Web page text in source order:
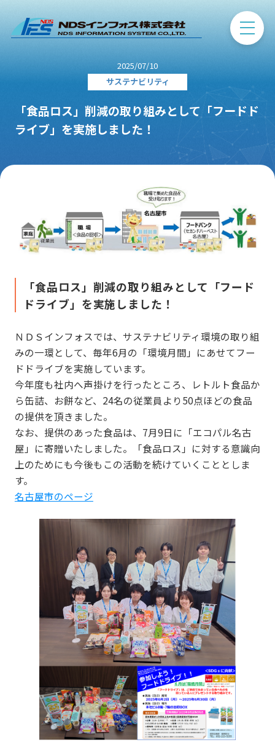
2025/07/10
サステナビリティ
「食品ロス」削減の取り組みとして「フードド
ライブ」を実施しました！
「食品ロス」削減の取り組みとして「フード
ドライブ」を実施しました！
ＮＤＳインフォスでは、サステナビリティ環境の取り組
みの一環として、毎年6月の「環境月間」にあせてフー
ドドライブを実施しています。
今年度も社内へ声掛けを行ったところ、レトルト食品か
ら缶詰、お餅など、24名の従業員より50点ほどの食品
の提供を頂きました。
なお、提供のあった食品は、7月9日に「エコパル名古
屋」に寄贈いたしました。「食品ロス」に対する意識向
上のためにも今後もこの活動を続けていくこととしま
す。
名古屋市のページ